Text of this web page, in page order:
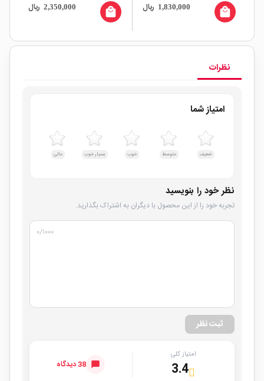
C USB
1,830,000 ریال local_mall
2,350,000 ریال local_mall
نظرات
امتیاز شما
ضعیف متوسط خوب بسیار خوب عالی
نظر خود را بنویسید
تجربه خود را از این محصول با دیگران به اشتراک بگذارید.
۰/۱۰۰۰
ثبت نظر
امتیاز کلی
3.4 38 دیدگاه